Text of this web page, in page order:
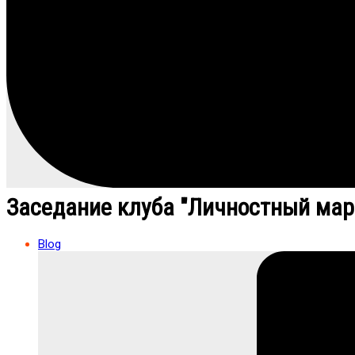
Заседание клуба "Личностный
Blog